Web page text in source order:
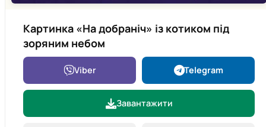
Картинка «На добраніч» із котиком під
зоряним небом
Viber Telegram
Завантажити